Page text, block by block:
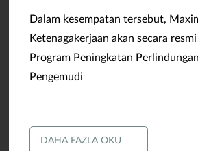
Dalam kesempatan tersebut,
Ketenagakerjaan akan secara
Program Peningkatan
Pengemudi
DAHA FAZLA OKU